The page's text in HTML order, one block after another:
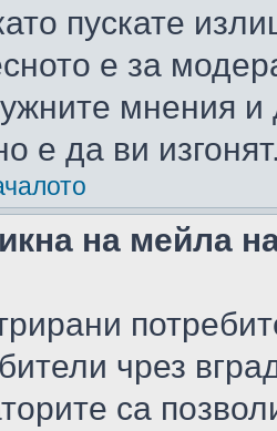
пускате
е за
мнения
е да ви
на мейла
чрез
са